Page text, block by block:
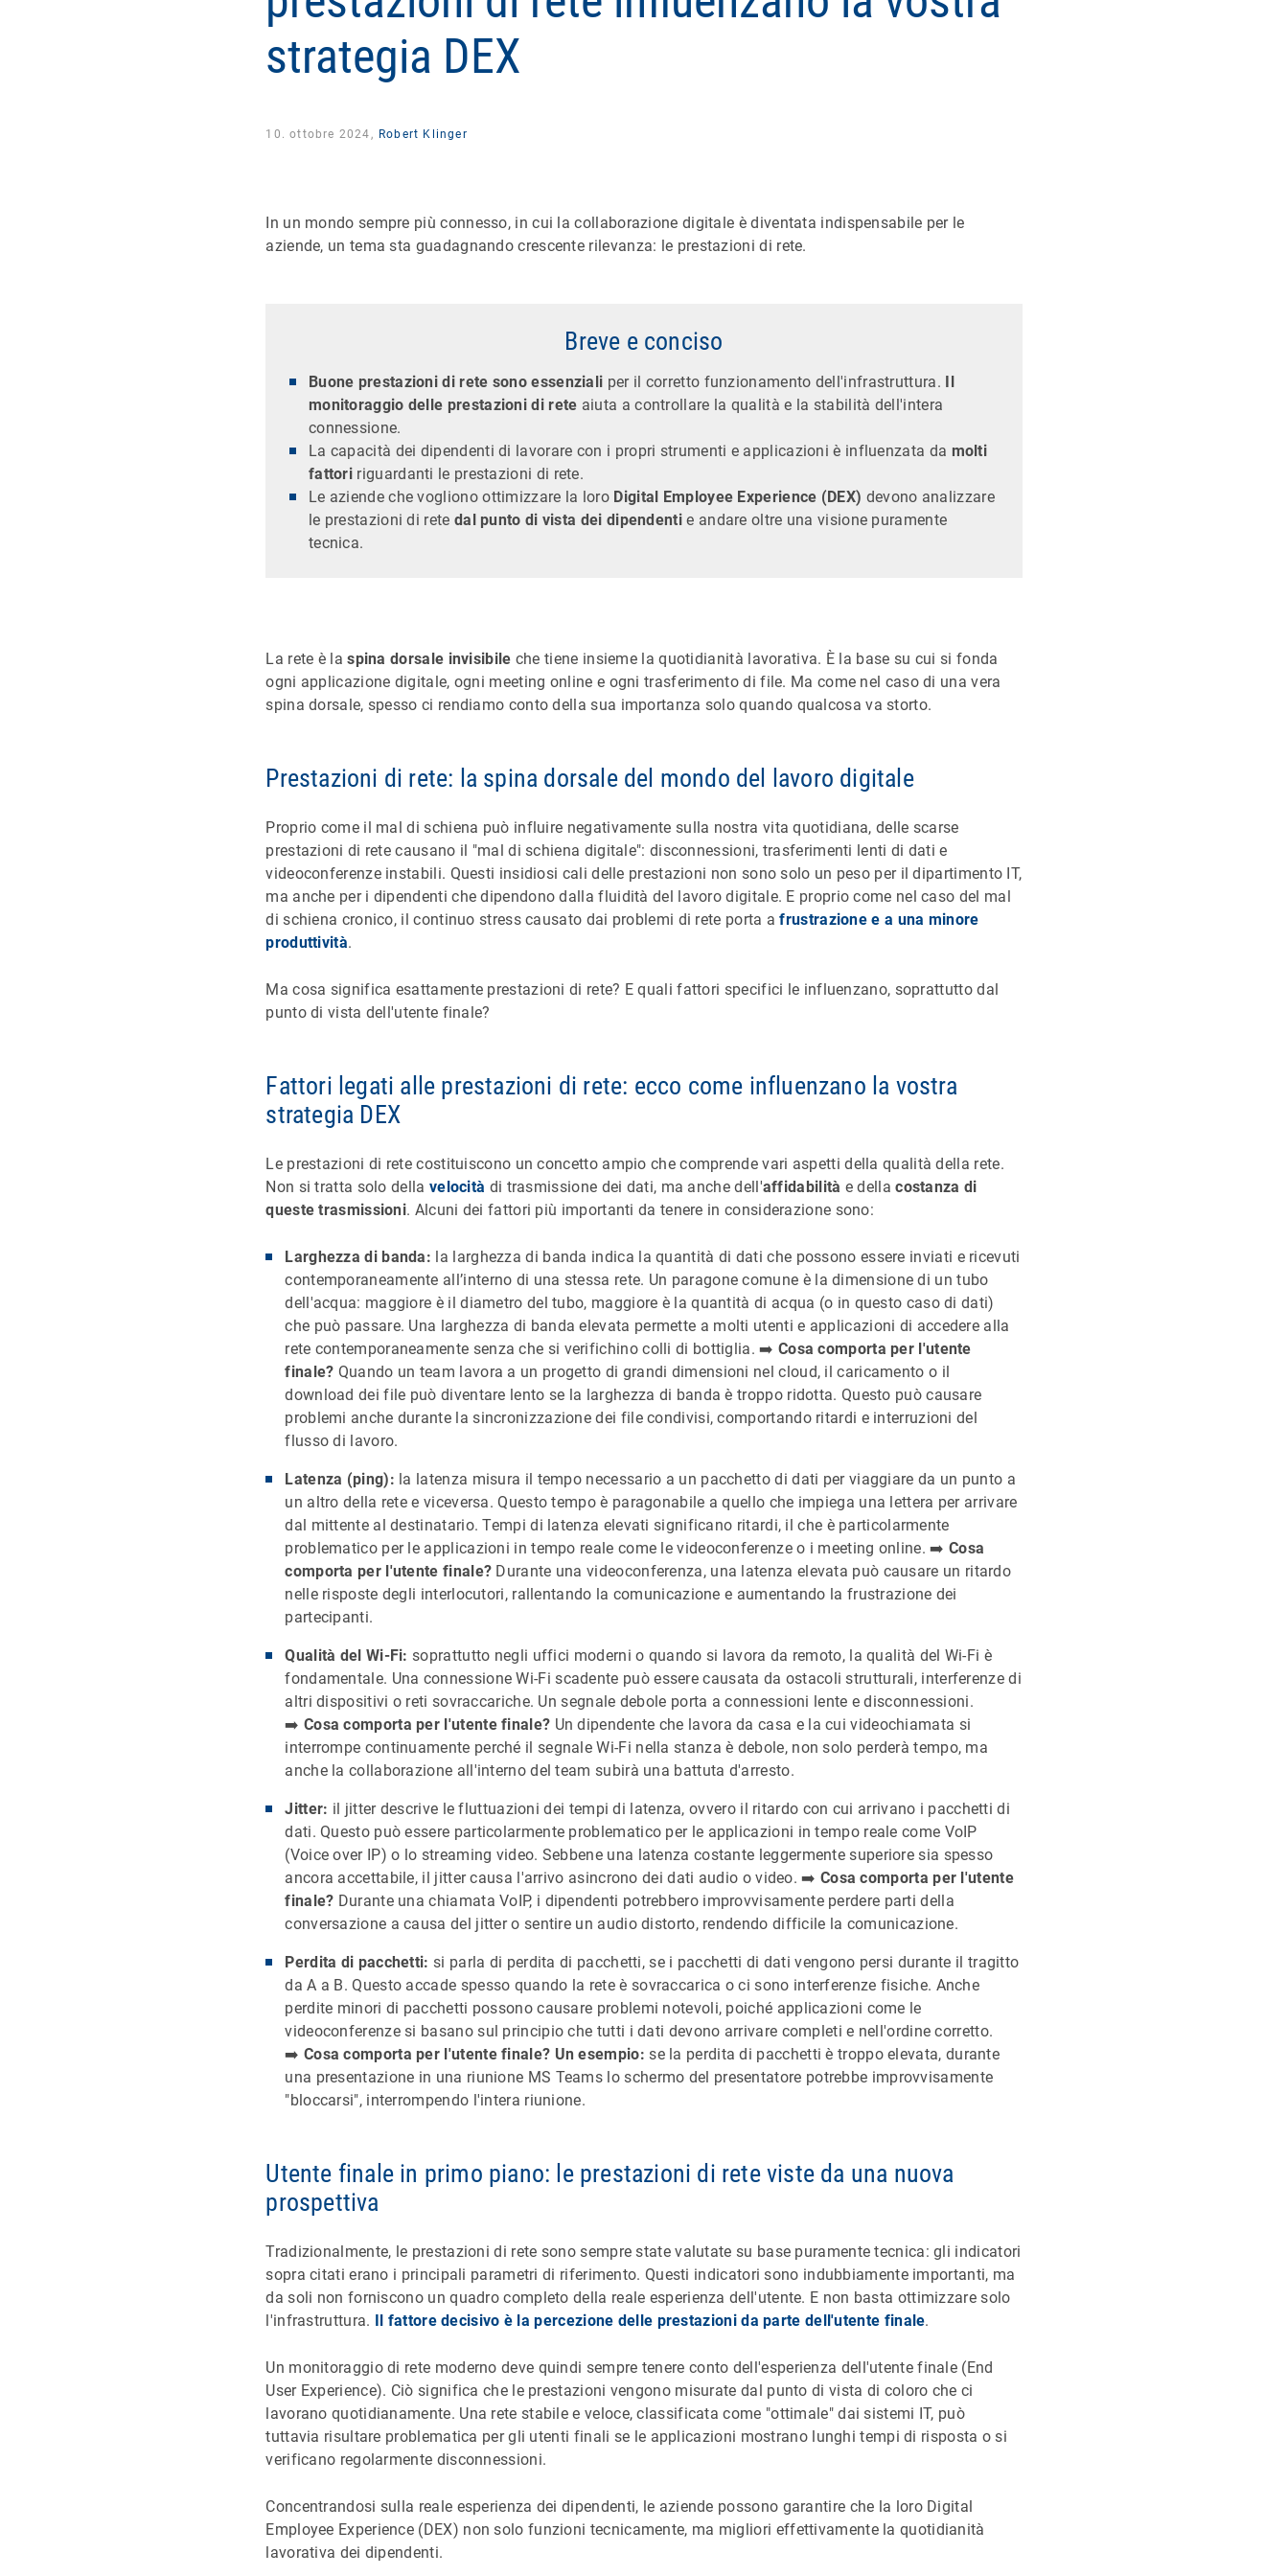
strategia DEX
10. ottobre 2024, Robert Klinger
In un mondo sempre più connesso, in cui la collaborazione digitale è diventata indispensabile per le
aziende, un tema sta guadagnando crescente rilevanza: le prestazioni di rete.
Breve e conciso
Buone prestazioni di rete sono essenziali per il corretto funzionamento dell'infrastruttura. Il
monitoraggio delle prestazioni di rete aiuta a controllare la qualità e la stabilità dell'intera
connessione.
La capacità dei dipendenti di lavorare con i propri strumenti e applicazioni è influenzata da molti
fattori riguardanti le prestazioni di rete.
Le aziende che vogliono ottimizzare la loro Digital Employee Experience (DEX) devono analizzare
le prestazioni di rete dal punto di vista dei dipendentie andare oltre una visione puramente
tecnica.
La rete è laspina dorsale invisibile che tiene insieme la quotidianità lavorativa. È la base su cui si fonda
ogni applicazione digitale, ogni meeting online e ogni trasferimento di file. Ma come nel caso di una vera
spina dorsale, spesso ci rendiamo conto della sua importanza solo quando qualcosa va storto.
Prestazioni di rete: la spina dorsale del mondo del lavoro digitale
Proprio come il mal di schiena può influire negativamente sulla nostra vita quotidiana, delle scarse
prestazioni di rete causano il "mal di schiena digitale": disconnessioni, trasferimenti lenti di dati e
videoconferenze instabili. Questi insidiosi cali delle prestazioni non sono solo un peso per il dipartimento IT,
ma anche per i dipendenti che dipendono dalla fluidità del lavoro digitale. E proprio come nel caso del mal
di schiena cronico, il continuo stress causato dai problemi di rete porta afrustrazione e a una minore
produttività.
Ma cosa significa esattamente prestazioni di rete? E quali fattori specifici le influenzano, soprattutto dal
punto di vista dell'utente finale?
Fattori legati alle prestazioni di rete: ecco come influenzano la vostra
strategia DEX
Le prestazioni di rete costituiscono un concetto ampio che comprende vari aspetti della qualità della rete.
Non si tratta solo della velocità di trasmissione dei dati, ma anche dell'affidabilità e dellacostanza di
queste trasmissioni. Alcuni dei fattori più importanti da tenere in considerazione sono:
Larghezza di banda: la larghezza di banda indica la quantità di dati che possono essere inviati e ricevuti
contemporaneamente all’interno di una stessa rete. Un paragone comune è la dimensione di un tubo
dell'acqua: maggiore è il diametro del tubo, maggiore è la quantità di acqua (o in questo caso di dati)
che può passare. Una larghezza di banda elevata permette a molti utenti e applicazioni di accedere alla
rete contemporaneamente senza che si verifichino colli di bottiglia. ➡️ Cosa comporta per l'utente
finale? Quando un team lavora a un progetto di grandi dimensioni nel cloud, il caricamento o il
download dei file può diventare lento se la larghezza di banda è troppo ridotta. Questo può causare
problemi anche durante la sincronizzazione dei file condivisi, comportando ritardi e interruzioni del
flusso di lavoro.
Latenza (ping): la latenza misura il tempo necessario a un pacchetto di dati per viaggiare da un punto a
un altro della rete e viceversa. Questo tempo è paragonabile a quello che impiega una lettera per arrivare
dal mittente al destinatario. Tempi di latenza elevati significano ritardi, il che è particolarmente
problematico per le applicazioni in tempo reale come le videoconferenze o i meeting online. ➡️ Cosa
comporta per l'utente finale? Durante una videoconferenza, una latenza elevata può causare un ritardo
nelle risposte degli interlocutori, rallentando la comunicazione e aumentando la frustrazione dei
partecipanti.
Qualità del Wi-Fi: soprattutto negli uffici moderni o quando si lavora da remoto, la qualità del Wi-Fi è
fondamentale. Una connessione Wi-Fi scadente può essere causata da ostacoli strutturali, interferenze di
altri dispositivi o reti sovraccariche. Un segnale debole porta a connessioni lente e disconnessioni.
➡️ Cosa comporta per l'utente finale? Un dipendente che lavora da casa e la cui videochiamata si
interrompe continuamente perché il segnale Wi-Fi nella stanza è debole, non solo perderà tempo, ma
anche la collaborazione all'interno del team subirà una battuta d'arresto.
Jitter: il jitter descrive le fluttuazioni dei tempi di latenza, ovvero il ritardo con cui arrivano i pacchetti di
dati. Questo può essere particolarmente problematico per le applicazioni in tempo reale come VoIP
(Voice over IP) o lo streaming video. Sebbene una latenza costante leggermente superiore sia spesso
ancora accettabile, il jitter causa l'arrivo asincrono dei dati audio o video. ➡️ Cosa comporta per l'utente
finale? Durante una chiamata VoIP, i dipendenti potrebbero improvvisamente perdere parti della
conversazione a causa del jitter o sentire un audio distorto, rendendo difficile la comunicazione.
Perdita di pacchetti: si parla di perdita di pacchetti, se i pacchetti di dati vengono persi durante il tragitto
da A a B. Questo accade spesso quando la rete è sovraccarica o ci sono interferenze fisiche. Anche
perdite minori di pacchetti possono causare problemi notevoli, poiché applicazioni come le
videoconferenze si basano sul principio che tutti i dati devono arrivare completi e nell'ordine corretto.
➡️ Cosa comporta per l'utente finale? Un esempio: se la perdita di pacchetti è troppo elevata, durante
una presentazione in una riunione MS Teams lo schermo del presentatore potrebbe improvvisamente
"bloccarsi", interrompendo l'intera riunione.
Utente finale in primo piano: le prestazioni di rete viste da una nuova
prospettiva
Tradizionalmente, le prestazioni di rete sono sempre state valutate su base puramente tecnica: gli indicatori
sopra citati erano i principali parametri di riferimento. Questi indicatori sono indubbiamente importanti, ma
da soli non forniscono un quadro completo della reale esperienza dell'utente. E non basta ottimizzare solo
l'infrastruttura. Il fattore decisivo è la percezione delle prestazioni da parte dell'utente finale.
Un monitoraggio di rete moderno deve quindi sempre tenere conto dell'esperienza dell'utente finale (End
User Experience). Ciò significa che le prestazioni vengono misurate dal punto di vista di coloro che ci
lavorano quotidianamente. Una rete stabile e veloce, classificata come "ottimale" dai sistemi IT, può
tuttavia risultare problematica per gli utenti finali se le applicazioni mostrano lunghi tempi di risposta o si
verificano regolarmente disconnessioni.
Concentrandosi sulla reale esperienza dei dipendenti, le aziende possono garantire che la loro Digital
Employee Experience (DEX) non solo funzioni tecnicamente, ma migliori effettivamente la quotidianità
lavorativa dei dipendenti.